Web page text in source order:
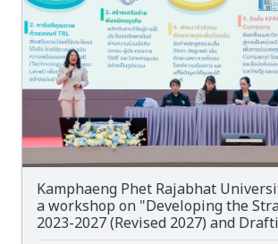
Kamphaeng Phet Rajabhat
a workshop on "Developing the
2023-2027 (Revised 2027) and